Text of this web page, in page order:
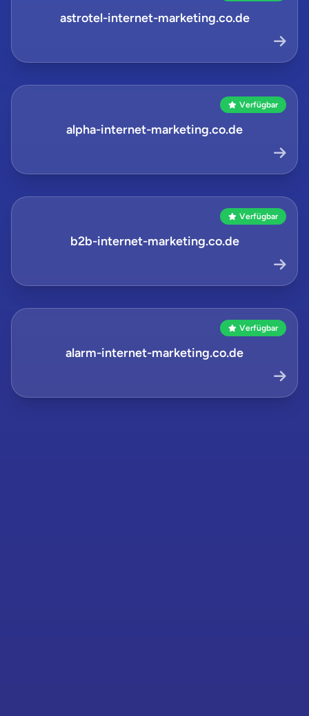
astrotel-internet-marketing.co.de
Verfügbar
alpha-internet-marketing.co.de
Verfügbar
b2b-internet-marketing.co.de
Verfügbar
alarm-internet-marketing.co.de